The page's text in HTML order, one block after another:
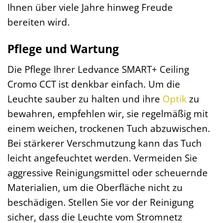
Ihnen über viele Jahre hinweg Freude
bereiten wird.
Pflege und Wartung
Die Pflege Ihrer Ledvance SMART+ Ceiling
Cromo CCT ist denkbar einfach. Um die
Leuchte sauber zu halten und ihre Optikzu
bewahren, empfehlen wir, sie regelmäßig mit
einem weichen, trockenen Tuch abzuwischen.
Bei stärkerer Verschmutzung kann das Tuch
leicht angefeuchtet werden. Vermeiden Sie
aggressive Reinigungsmittel oder scheuernde
Materialien, um die Oberfläche nicht zu
beschädigen. Stellen Sie vor der Reinigung
sicher, dass die Leuchte vom Stromnetz